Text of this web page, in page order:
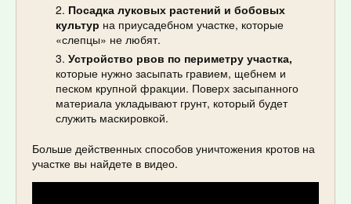
Посадка луковых растений и бобовых
культур на приусадебном участке, которые
«слепцы» не любят.
Устройство рвов по периметру участка,
которые нужно засыпать гравием, щебнем и
песком крупной фракции. Поверх засыпанного
материала укладывают грунт, который будет
служить маскировкой.
Больше действенных способов уничтожения кротов на
участке вы найдете в видео.